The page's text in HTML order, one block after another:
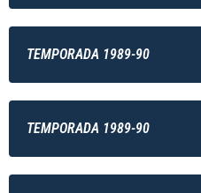
TEMPORADA 1989-90
TEMPORADA 1989-90